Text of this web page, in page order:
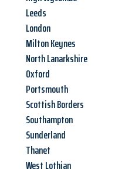
Leeds
London
Milton Keynes
North Lanarkshire
Oxford
Portsmouth
Scottish Borders
Southampton
Sunderland
Thanet
West Lothian